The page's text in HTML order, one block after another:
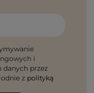
i
danych przez
z polityką